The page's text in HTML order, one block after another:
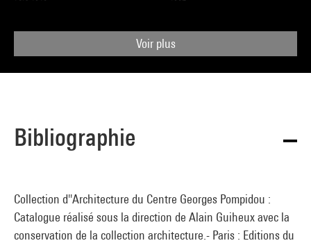
Voir plus
Bibliographie
Collection d''Architecture du Centre Georges Pompidou :
Catalogue réalisé sous la direction de Alain Guiheux avec la
conservation de la collection architecture.- Paris : Editions du